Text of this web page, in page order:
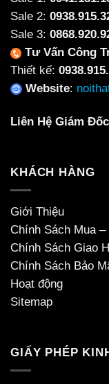
Sale 2:
Sale 3:
Tư Vấn Công
Thiết kế:
Website:
Liên Hệ Giám Đốc
KHÁCH HÀNG
Giới Thiệu
Chính Sách Mua –
Chính Sách Giao
Chính Sách Bảo
Hoạt động
Sitemap
GIẤY PHÉP